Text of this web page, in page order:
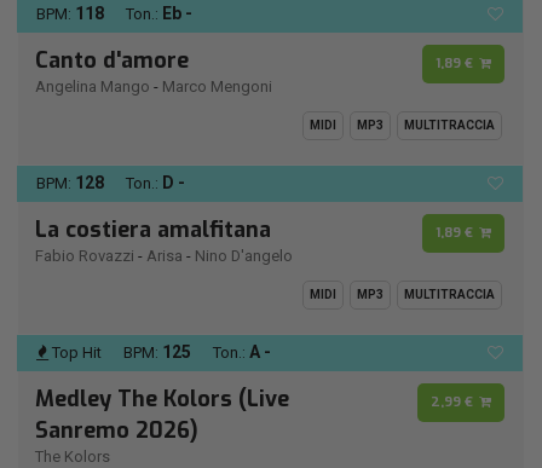
BPM: 118 Ton.: Eb -
Canto d'amore
Angelina Mango - Marco Mengoni
1,89 €
MIDI MP3 MULTITRACCIA
BPM: 128 Ton.: D -
La costiera amalfitana
Fabio Rovazzi - Arisa - Nino D'angelo
1,89 €
MIDI MP3 MULTITRACCIA
Top Hit BPM: 125 Ton.: A -
Medley The Kolors (Live
Sanremo 2026)
The Kolors
2,99 €